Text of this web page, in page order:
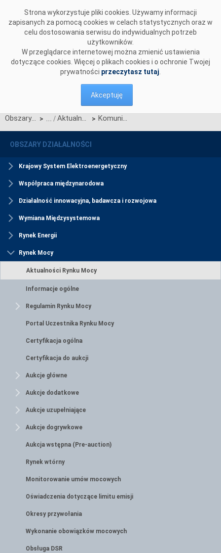
Strona wykorzystuje pliki cookies. Używamy informacji
zapisanych za pomocą cookies w celach statystycznych oraz w
celu dostosowania serwisu do indywidualnych potrzeb
użytkowników.
W przeglądarce internetowej można zmienić ustawienia
dotyczące cookies. Więcej o plikach cookies i o ochronie Twojej
prywatności przeczytasz tutaj
Akceptuję
Obszary działalności > Aktualności Rynku Mocy > Komunikat Polskich Sieci Elektroenergetycznych S.A. w sprawie zmian Regulaminu rynku mocy wynikających z Karty aktualizacji nr RRM/Z/6/2022
OBSZARY DZIAŁALNOŚCI
Krajowy System Elektroenergetyczny
Współpraca międzynarodowa
Działalność innowacyjna, badawcza i rozwojowa
Wymiana Międzysystemowa
Rynek Energii
Rynek Mocy
Aktualności Rynku Mocy
Informacje ogólne
Regulamin Rynku Mocy
Portal Uczestnika Rynku Mocy
Certyfikacja ogólna
Certyfikacja do aukcji
Aukcje główne
Aukcje dodatkowe
Aukcje uzupełniające
Aukcje dogrywkowe
Aukcja wstępna (Pre-auction)
Rynek wtórny
Monitorowanie umów mocowych
Oświadczenia dotyczące limitu emisji
Okresy przywołania
Wykonanie obowiązków mocowych
Obsługa DSR